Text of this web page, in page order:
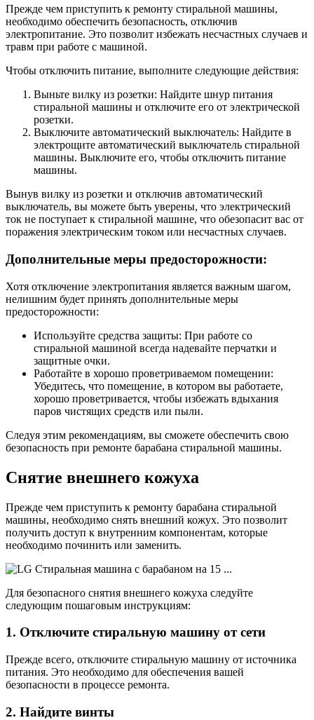
Прежде чем приступить к ремонту стиральной машины,
необходимо обеспечить безопасность, отключив
электропитание. Это позволит избежать несчастных случаев и
травм при работе с машиной.
Чтобы отключить питание, выполните следующие действия:
Выньте вилку из розетки: Найдите шнур питания
стиральной машины и отключите его от электрической
розетки.
Выключите автоматический выключатель: Найдите в
электрощите автоматический выключатель стиральной
машины. Выключите его, чтобы отключить питание
машины.
Вынув вилку из розетки и отключив автоматический
выключатель, вы можете быть уверены, что электрический
ток не поступает к стиральной машине, что обезопасит вас от
поражения электрическим током или несчастных случаев.
Дополнительные меры предосторожности:
Хотя отключение электропитания является важным шагом,
нелишним будет принять дополнительные меры
предосторожности:
Используйте средства защиты: При работе со
стиральной машиной всегда надевайте перчатки и
защитные очки.
Работайте в хорошо проветриваемом помещении:
Убедитесь, что помещение, в котором вы работаете,
хорошо проветривается, чтобы избежать вдыхания
паров чистящих средств или пыли.
Следуя этим рекомендациям, вы сможете обеспечить свою
безопасность при ремонте барабана стиральной машины.
Снятие внешнего кожуха
Прежде чем приступить к ремонту барабана стиральной
машины, необходимо снять внешний кожух. Это позволит
получить доступ к внутренним компонентам, которые
необходимо починить или заменить.
Для безопасного снятия внешнего кожуха следуйте
следующим пошаговым инструкциям:
1. Отключите стиральную машину от сети
Прежде всего, отключите стиральную машину от источника
питания. Это необходимо для обеспечения вашей
безопасности в процессе ремонта.
2. Найдите винты